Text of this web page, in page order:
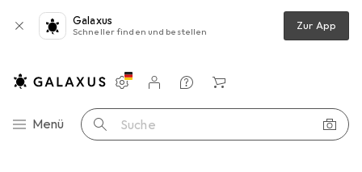
Galaxus
Schneller finden und bestellen Zur App
Navigation nach Kategorien
Menü Suche
Einstellungen
Kundenkonto
Vergleichslisten
Merklisten
Warenkorb